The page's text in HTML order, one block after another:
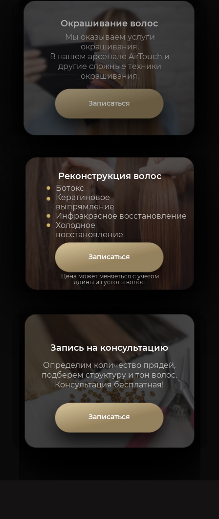
Окрашивание волос
Мы оказываем услуги
окрашивания.
В нашем арсенале AirTouch и
другие сложные техники
окрашивания.
Записаться
Записаться
Запись на консультацию
Определим количество прядей,
подберем структуру и тон волос.
Консультация бесплатная!
Записаться
Цена может меняеться с учетом
длины и густоты волос.
Реконструкция волос
Ботокс
Кератиновое
выпрямление
Инфракрасное восстановление
Холодное
восстановление